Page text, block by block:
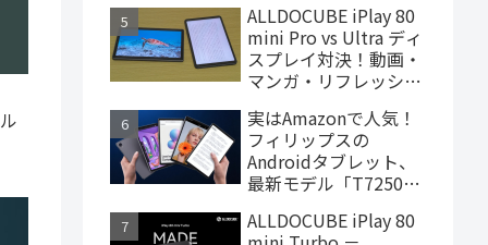
LEDライト
ALLDOCUBE iPlay 80
mini Pro vs Ultra ディ
スプレイ対決！動画・
マンガ・リフレッシュ
実はAmazonで人気！
フィリップスの
Androidタブレット、
最新モデル「T7250」
ALLDOCUBE iPlay 80